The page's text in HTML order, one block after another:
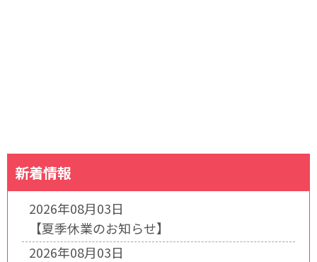
新着情報
2026年08月03日
【夏季休業のお知らせ】
2026年08月03日